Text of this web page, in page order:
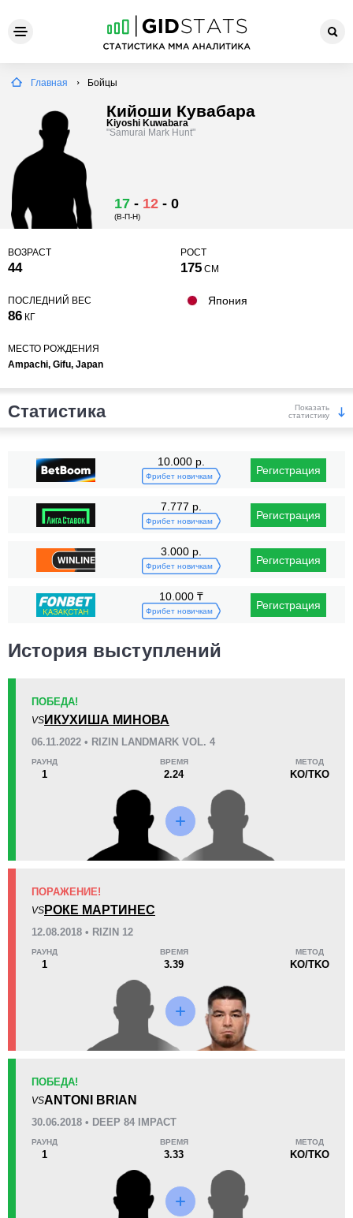
Главная Бойцы
Кийоши Кувабара
Kiyoshi Kuwabara
"Samurai Mark Hunt"
17 - 12 - 0
(В-П-Н)
ВОЗРАСТ
44
РОСТ
175 СМ
ПОСЛЕДНИЙ ВЕС
86 КГ
Япония
МЕСТО РОЖДЕНИЯ
Ampachi, Gifu, Japan
Статистика
Показать
статистику
Победы
KO/TKO
РЕШ
САБ
Неизвестных видов побед: 10
Поражения
KO/TKO
7(88%)
1(13%)
Неизвестных видов поражений:
3:16 66
Финиши в первом раунде
Статистика боев по организациям
Организация
DEEP
GFC
HEAT
M-1
10.000 р.
Фрибет новичкам Регистрация
7.777 р.
Фрибет новичкам Регистрация
3.000 р.
Фрибет новичкам Регистрация
10.000 ₸
Фрибет новичкам Регистрация
История выступлений
ПОБЕДА!
VS ИКУХИША МИНОВА
06.11.2022 • RIZIN LANDMARK VOL. 4
РАУНД
1
ВРЕМЯ
2.24
МЕТОД
KO/TKO
ПОРАЖЕНИЕ!
VS РОКЕ МАРТИНЕС
12.08.2018 • RIZIN 12
РАУНД
1
ВРЕМЯ
3.39
МЕТОД
KO/TKO
ПОБЕДА!
VSANTONI BRIAN
30.06.2018 • DEEP 84 IMPACT
РАУНД
1
ВРЕМЯ
3.33
МЕТОД
KO/TKO